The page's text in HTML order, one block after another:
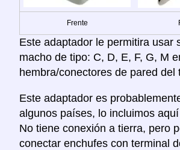
Frente
Este adaptador le permitira usar
macho de tipo: C, D, E, F, G, M
hembra/conectores de pared del
Este adaptador es
algunos países, lo incluimos
No tiene conexión a tierra, pero
conectar enchufes con terminal